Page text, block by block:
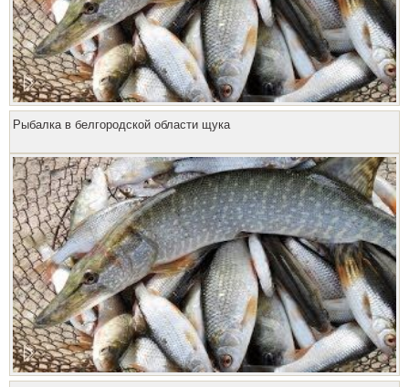
Рыбалка в белгородской области щука